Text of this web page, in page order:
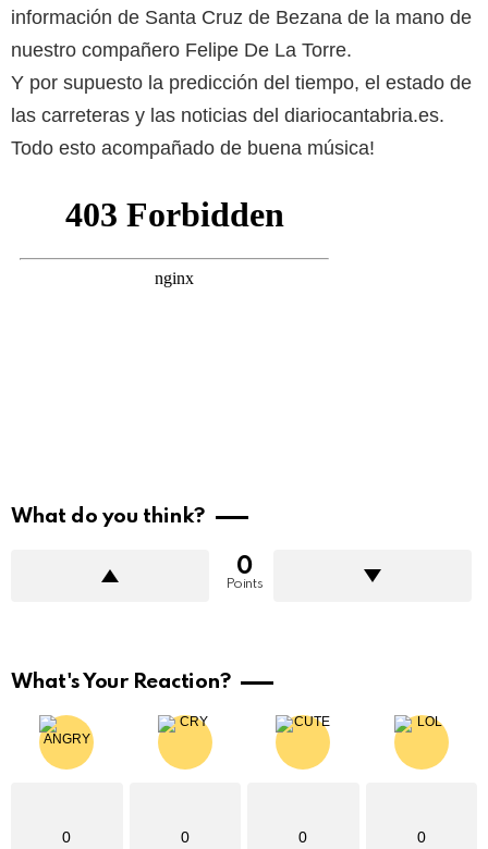
información de Santa Cruz de Bezana de la mano de
nuestro compañero Felipe De La Torre.
Y por supuesto la predicción del tiempo, el estado de
las carreteras y las noticias del diariocantabria.es.
Todo esto acompañado de buena música!
What do you think?
0
Points
What's Your Reaction?
0 0 0 0